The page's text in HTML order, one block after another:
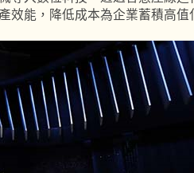
效能，降低成本為企業蓄積高值